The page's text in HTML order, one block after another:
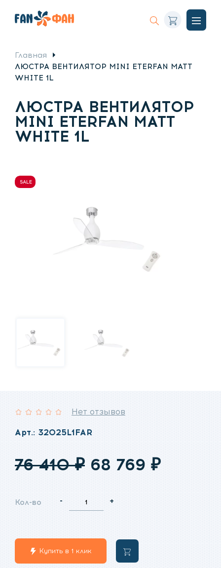
Искать
меню
Корзина
Главная
ЛЮСТРА ВЕНТИЛЯТОР MINI ETERFAN MATT
WHITE 1L
ЛЮСТРА ВЕНТИЛЯТОР
MINI ETERFAN MATT
WHITE 1L
SALE
Нет отзывов
Арт.: 32025L1FAR
76 410₽
составляла
76
410
68 769 ₽
Кол-во - +
Купить в 1 клик
В
корзину